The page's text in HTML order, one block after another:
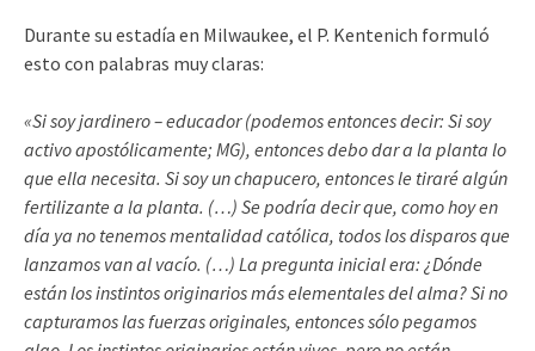
Durante su estadía en Milwaukee, el P. Kentenich formuló
esto con palabras muy claras:
«Si soy jardinero – educador (podemos entonces decir: Si soy
activo apostólicamente; MG), entonces debo dar a la planta lo
que ella necesita. Si soy un chapucero, entonces le tiraré algún
fertilizante a la planta. (…) Se podría decir que, como hoy en
día ya no tenemos mentalidad católica, todos los disparos que
lanzamos van al vacío. (…) La pregunta inicial era: ¿Dónde
están los instintos originarios más elementales del alma? Si no
capturamos las fuerzas originales, entonces sólo pegamos